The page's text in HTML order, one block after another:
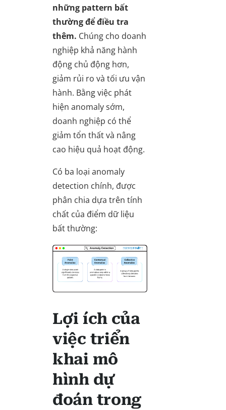
những pattern bất
thường để điều tra
thêm. Chúng cho doanh
nghiệp khả năng hành
động chủ động hơn,
giảm rủi ro và tối ưu vận
hành. Bằng việc phát
hiện anomaly sớm,
doanh nghiệp có thể
giảm tổn thất và nâng
cao hiệu quả hoạt động.
Có ba loại anomaly
detection chính, được
phân chia dựa trên tính
chất của điểm dữ liệu
bất thường:
Lợi ích của
việc triển
khai mô
hình dự
đoán trong